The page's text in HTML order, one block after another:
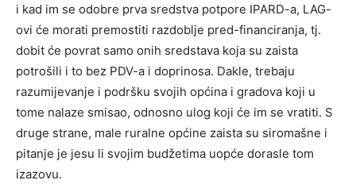
i kad im se odobre prva sredstva potpore IPARD-a, LAG-
ovi će morati premostiti razdoblje pred-financiranja, tj.
dobit će povrat samo onih sredstava koja su zaista
potrošili i to bez PDV-a i doprinosa. Dakle, trebaju
razumijevanje i podršku svojih općina i gradova koji u
tome nalaze smisao, odnosno ulog koji će im se vratiti. S
druge strane, male ruralne općine zaista su siromašne i
pitanje je jesu li svojim budžetima uopće dorasle tom
izazovu.